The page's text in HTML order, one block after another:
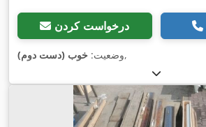
درخواست کردن
وضعیت: خوب (دست دوم) ,